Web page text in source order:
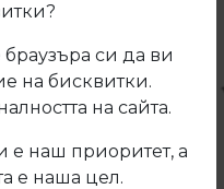
браузъра си да ви
на бисквитки.
на сайта.
е наш приоритет, а
е наша цел.